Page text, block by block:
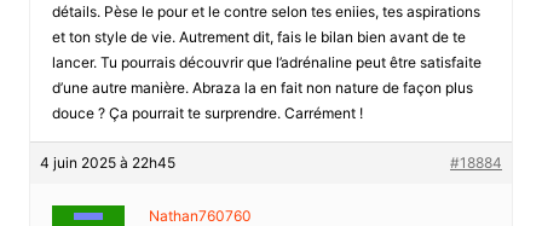
détails. Pèse le pour et le contre selon tes eniies, tes aspirations
et ton style de vie. Autrement dit, fais le bilan bien avant de te
lancer. Tu pourrais découvrir que l’adrénaline peut être satisfaite
d’une autre manière. Abraza la en fait non nature de façon plus
douce ? Ça pourrait te surprendre. Carrément !
4 juin 2025 à 22h45 #18884
Nathan760760